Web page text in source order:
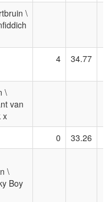
\
4 34.77
\
van
x
0
33.26
\
Boy